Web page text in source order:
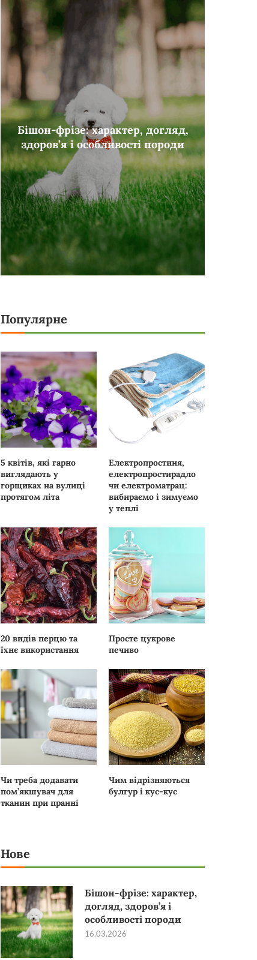
Бішон-фрізе: характер, догляд,
здоров’я і особливості породи
Популярне
5 квітів, які гарно
виглядають у
горщиках на вулиці
протягом літа
Електропростиня,
електропростирадло
чи електроматрац:
вибираємо і зимуємо
у теплі
20 видів перцю та
їхнє використання
Просте цукрове
печиво
Чи треба додавати
пом’якшувач для
тканин при пранні
Чим відрізняються
булгур і кус-кус
Нове
Бішон-фрізе: характер,
догляд, здоров’я і
особливості породи
16.03.2026